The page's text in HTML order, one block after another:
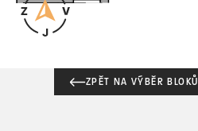
ZPĚT NA VÝBĚR BLOKŮ